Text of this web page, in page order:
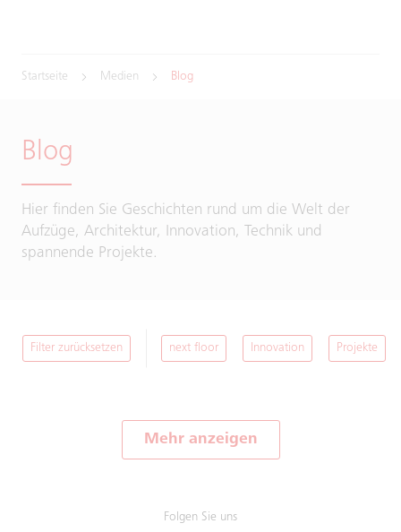
Startseite Medien Blog
Blog
Hier finden Sie Geschichten rund um die Welt der
Aufzüge, Architektur, Innovation, Technik und
spannende Projekte.
Filter zurücksetzen next floor Innovation Projekte
Mehr anzeigen
Folgen Sie uns